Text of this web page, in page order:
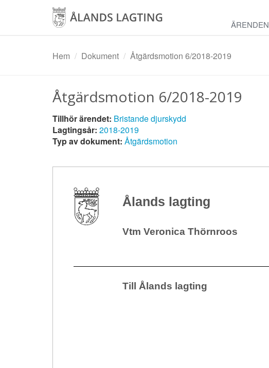
ÄRENDEN
Hem Dokument Åtgärdsmotion 6/2018-2019
Åtgärdsmotion 6/2018-2019
Tillhör ärendet: Bristande djurskydd
Lagtingsår: 2018-2019
Typ av dokument: Åtgärdsmotion
Ålands lagting
Vtm Veronica Thörnroos
Till Ålands lagting